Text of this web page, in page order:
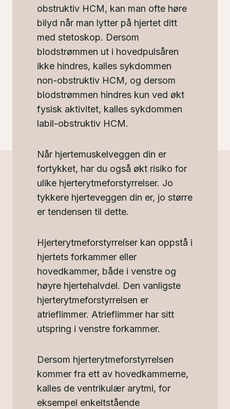
obstruktiv HCM, kan man ofte høre
bilyd når man lytter på hjertet ditt
med stetoskop. Dersom
blodstrømmen ut i hovedpulsåren
ikke hindres, kalles sykdommen
non-obstruktiv HCM, og dersom
blodstrømmen hindres kun ved økt
fysisk aktivitet, kalles sykdommen
labil-obstruktiv HCM.
Når hjertemuskelveggen din er
fortykket, har du også økt risiko for
ulike hjerterytmeforstyrrelser. Jo
tykkere hjerteveggen din er, jo større
er tendensen til dette.
Hjerterytmeforstyrrelser kan oppstå i
hjertets forkammer eller
hovedkammer, både i venstre og
høyre hjertehalvdel. Den vanligste
hjerterytmeforstyrrelsen er
atrieflimmer. Atrieflimmer har sitt
utspring i venstre forkammer.
Dersom hjerterytmeforstyrrelsen
kommer fra ett av hovedkammerne,
kalles de ventrikulær arytmi, for
eksempel enkeltstående